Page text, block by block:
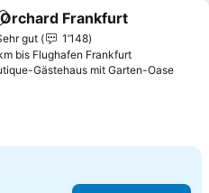
Favoriten hinzufügen
Frankfurt
gut
1’148
bis Flughafen Frankfurt
Gästehaus mit Garten-Oase